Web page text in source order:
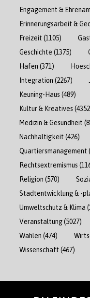
Engagement &
Erinnerungsarbeit &
Freizeit (1105)
Geschichte (1375)
Hafen (371)
Integration (2267)
Keuning-Haus (489)
Kultur & Kreatives
Medizin & Gesundheit
Nachhaltigkeit (426)
Quartiersmanagement
Rechtsextremismus
Religion (570)
Stadtentwicklung & -
Umweltschutz & Klima
Veranstaltung(5027)
Wahlen (474)
Wissenschaft (467)